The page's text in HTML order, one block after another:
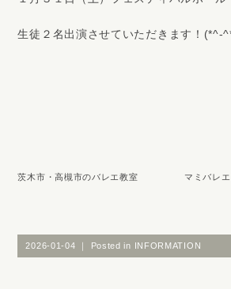
生徒２名出演させていただきます！(*^-
茨木市・高槻市のバレエ教室 マミバレエ
2026-01-04 ｜ Posted in INFORMATION